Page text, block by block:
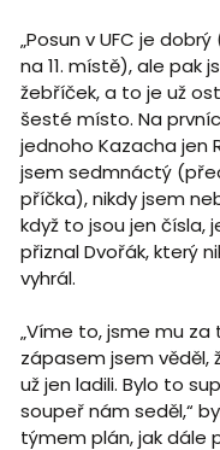
„Posun v UFC je
na 11. místě), ale pak
žebříček, a to je už
šesté místo. Na
jednoho Kazacha jen
jsem sedmnáctý
příčka), nikdy jsem
když to jsou jen čísla,
přiznal Dvořák, který
vyhrál.
„Víme to, jsme mu
zápasem jsem věděl,
už jen ladili. Bylo to
soupeř nám seděl,“
týmem plán, jak dále